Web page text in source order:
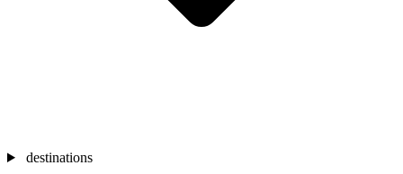
destinations